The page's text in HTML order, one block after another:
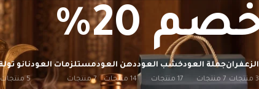
20%
الزعفران
3 منتجات
جملة العود
7 منتجات
خشب العود
17 منتجات
دهن العود
14 منتجات
مستلزمات العود
7 منتجات
نانو
5 منتجات